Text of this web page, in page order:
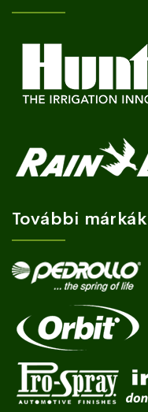
További márkák